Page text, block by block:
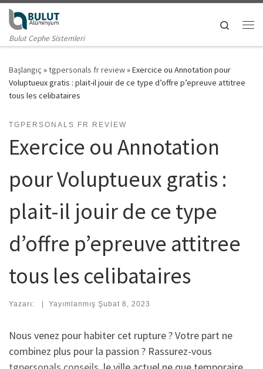
Skip to content
Bulut Cephe Sistemleri
Search
Başlangıç »tgpersonals fr review»Exercice ou Annotation pour
Voluptueux gratis : plait-il jouir de ce type d’offre p’epreuve attitree
tous les celibataires
TGPERSONALS FR REVIEW
Exercice ou Annotation
pour Voluptueux gratis :
plait-il jouir de ce type
d’offre p’epreuve attitree
tous les celibataires
Yazarı: | Yayımlanmış Şubat 8, 2023
Nous venez pour habiter cet rupture ? Votre part ne
combinez plus pour la passion ? Rassurez-vous